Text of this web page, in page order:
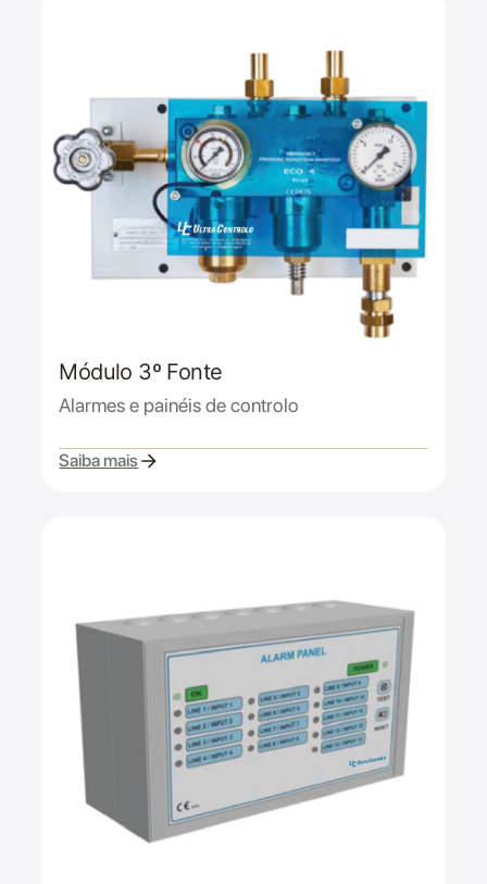
Módulo 3º Fonte
Alarmes e painéis de controlo
Saiba mais